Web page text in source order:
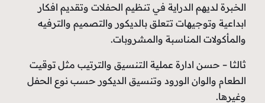
الخبرة لديهم الدراية في تنظيم الحفلات وتقديم افكار
ابداعية وتوجيهات تتعلق بالديكور والتصميم والترفيه
والمأكولات المناسبة والمشروبات.
ثالثا – حسن ادارة عملية التنسيق والترتيب مثل توقيت
الطعام والوان الورود وتنسيق الديكور حسب نوع الحفل
وغيرها.